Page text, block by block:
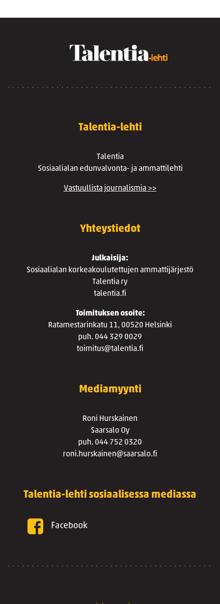
Talentia-lehti
Talentia
Sosiaalialan edunvalvonta- ja ammattilehti
Vastuullista journalismia >>
Yhteystiedot
Julkaisija:
Sosiaalialan korkeakoulutettujen ammattijärjestö
Talentia ry
talentia.fi
Toimituksen osoite:
Ratamestarinkatu 11, 00520 Helsinki
puh. 044 329 0029
toimitus@talentia.fi
Mediamyynti
Roni Hurskainen
Saarsalo Oy
puh. 044 752 0320
roni.hurskainen@saarsalo.fi
Talentia-lehti sosiaalisessa mediassa
Facebook